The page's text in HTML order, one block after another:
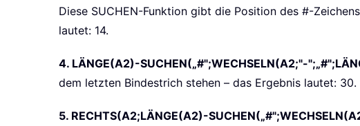
Diese SUCHEN-Funktion gibt die Position des #-
lautet: 14.
4. LÄNGE(A2)-SUCHEN(„#";WECHSELN(A2;"-
dem letzten Bindestrich stehen – das Ergebnis lautet: 30.
5. RECHTS(A2;LÄNGE(A2)-